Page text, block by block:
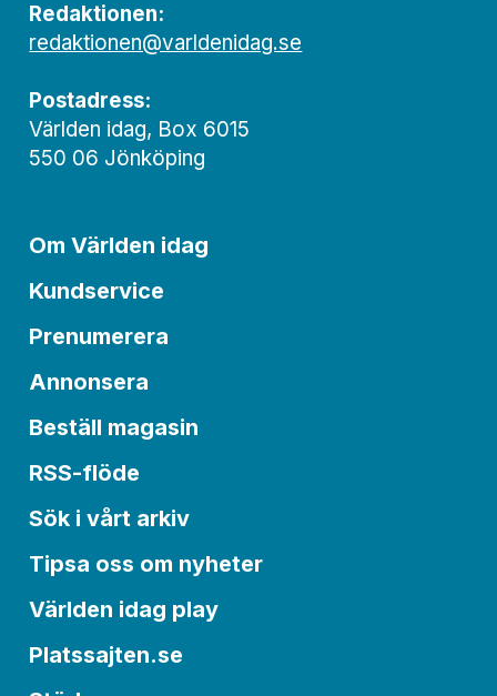
Redaktionen:
redaktionen@varldenidag.se
Postadress:
Världen idag, Box 6015
550 06 Jönköping
Om Världen idag
Kundservice
Prenumerera
Annonsera
Beställ magasin
RSS-flöde
Sök i vårt arkiv
Tipsa oss om nyheter
Världen idag play
Platssajten.se